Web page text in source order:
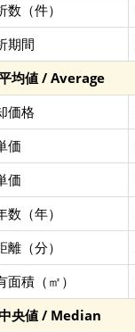
数（件）
期間
均値 / Average
価格
価
価
数（年）
離（分）
面積（㎡）
央値 / Median